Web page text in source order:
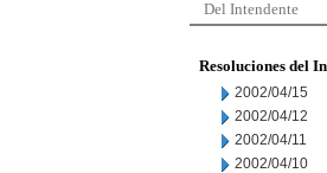
Del Intendente
Resoluciones del
2002/04/15
2002/04/12
2002/04/11
2002/04/10